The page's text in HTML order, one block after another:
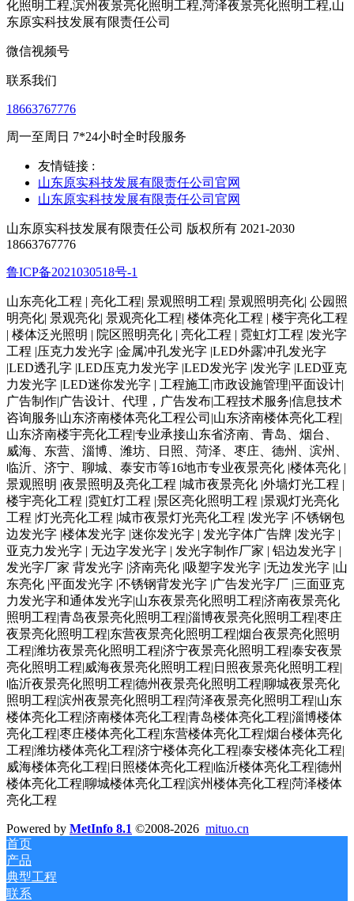
微信视频号
联系我们
18663767776
周一至周日 7*24小时全时段服务
友情链接 :
山东原实科技发展有限责任公司官网
山东原实科技发展有限责任公司官网
山东原实科技发展有限责任公司 版权所有 2021-2030
18663767776
鲁ICP备2021030518号-1
山东亮化工程 | 亮化工程| 景观照明工程| 景观照明亮化| 公园照
明亮化| 景观亮化| 景观亮化工程| 楼体亮化工程 | 楼宇亮化工程
| 楼体泛光照明 | 院区照明亮化 | 亮化工程 | 霓虹灯工程 |发光字
工程 |压克力发光字 |金属冲孔发光字 |LED外露冲孔发光字
|LED透孔字 |LED压克力发光字 |LED发光字 |发光字 |LED亚克
力发光字 |LED迷你发光字 | 工程施工|市政设施管理|平面设计|
广告制作|广告设计、代理，广告发布|工程技术服务|信息技术
咨询服务|山东济南楼体亮化工程公司|山东济南楼体亮化工程|
山东济南楼宇亮化工程|专业承接山东省济南、青岛、烟台、
威海、东营、淄博、潍坊、日照、菏泽、枣庄、德州、滨州、
临沂、济宁、聊城、泰安市等16地市专业夜景亮化 |楼体亮化 |
景观照明 |夜景照明及亮化工程 |城市夜景亮化 |外墙灯光工程 |
楼宇亮化工程 |霓虹灯工程 |景区亮化照明工程 |景观灯光亮化
工程 |灯光亮化工程 |城市夜景灯光亮化工程 |发光字 |不锈钢包
边发光字 |楼体发光字 |迷你发光字 | 发光字体广告牌 |发光字 |
亚克力发光字 | 无边字发光字 | 发光字制作厂家 | 铝边发光字 |
发光字厂家 背发光字 |济南亮化 |吸塑字发光字 |无边发光字 |山
东亮化 |平面发光字 |不锈钢背发光字 |广告发光字厂 |三面亚克
力发光字和通体发光字|山东夜景亮化照明工程|济南夜景亮化
照明工程|青岛夜景亮化照明工程|淄博夜景亮化照明工程|枣庄
夜景亮化照明工程|东营夜景亮化照明工程|烟台夜景亮化照明
工程|潍坊夜景亮化照明工程|济宁夜景亮化照明工程|泰安夜景
亮化照明工程|威海夜景亮化照明工程|日照夜景亮化照明工程|
临沂夜景亮化照明工程|德州夜景亮化照明工程|聊城夜景亮化
照明工程|滨州夜景亮化照明工程|菏泽夜景亮化照明工程|山东
楼体亮化工程|济南楼体亮化工程|青岛楼体亮化工程|淄博楼体
亮化工程|枣庄楼体亮化工程|东营楼体亮化工程|烟台楼体亮化
工程|潍坊楼体亮化工程|济宁楼体亮化工程|泰安楼体亮化工程|
威海楼体亮化工程|日照楼体亮化工程|临沂楼体亮化工程|德州
楼体亮化工程|聊城楼体亮化工程|滨州楼体亮化工程|菏泽楼体
亮化工程
Powered by MetInfo 8.1 ©2008-2026 mituo.cn
首页
产品
典型工程
联系